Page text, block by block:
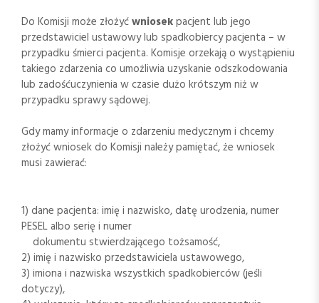
Do Komisji może złożyćwniosekpacjent lub jego
przedstawiciel ustawowy lub spadkobiercy pacjenta – w
przypadku śmierci pacjenta. Komisje orzekają o wystąpieniu
takiego zdarzenia co umożliwia uzyskanie odszkodowania
lub zadośćuczynienia w czasie dużo krótszym niż w
przypadku sprawy sądowej.
Gdy mamy informacje o zdarzeniu medycznym i chcemy
złożyć wniosek do Komisji należy pamiętać, że wniosek
musi zawierać:
1) dane pacjenta: imię i nazwisko, datę urodzenia, numer
PESEL albo serię i numer
dokumentu stwierdzającego tożsamość,
2) imię i nazwisko przedstawiciela ustawowego,
3) imiona i nazwiska wszystkich spadkobierców (jeśli
dotyczy),